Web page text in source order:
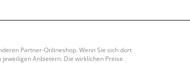
Partner-Onlineshop. Wenn Sie sich dort
Anbietern. Die wirklichen Preise